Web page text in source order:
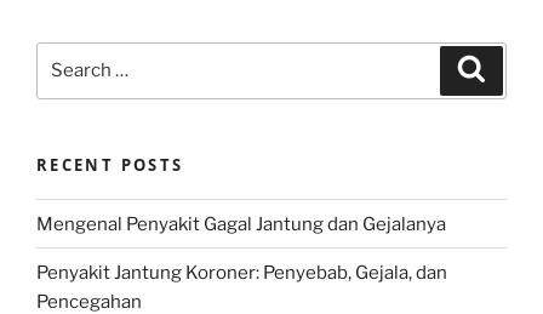
RECENT POSTS
Mengenal Penyakit Gagal Jantung dan Gejalanya
Penyakit Jantung Koroner: Penyebab, Gejala, dan
Pencegahan